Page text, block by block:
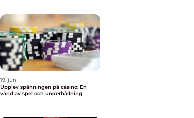
19. jun
Upplev spänningen på casino: En
värld av spel och underhållning